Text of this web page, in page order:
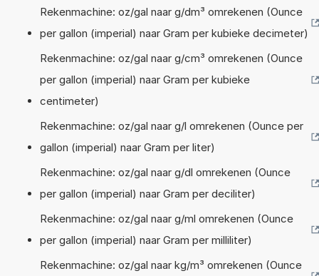
Rekenmachine: oz/gal naar g/dm³ omrekenen (Ounce
per gallon (imperial) naar Gram per kubieke decimeter)
Rekenmachine: oz/gal naar g/cm³ omrekenen (Ounce
per gallon (imperial) naar Gram per kubieke
centimeter)
Rekenmachine: oz/gal naar g/l omrekenen (Ounce per
gallon (imperial) naar Gram per liter)
Rekenmachine: oz/gal naar g/dl omrekenen (Ounce
per gallon (imperial) naar Gram per deciliter)
Rekenmachine: oz/gal naar g/ml omrekenen (Ounce
per gallon (imperial) naar Gram per milliliter)
Rekenmachine: oz/gal naar kg/m³ omrekenen (Ounce